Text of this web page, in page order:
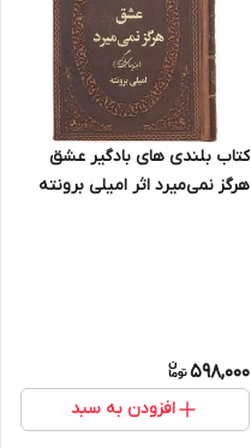
کتاب بلندی های بادگیر عشق
هرگز نمی‌میرد اثر امیلی برونته
598,000
افزودن به سبد